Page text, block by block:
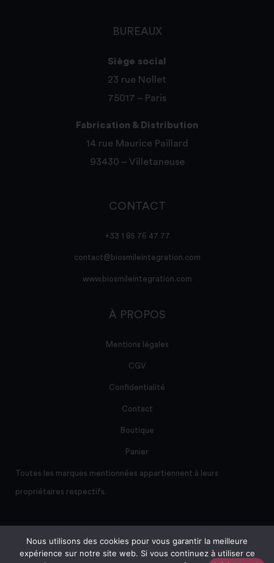
BUREAUX
Siège social
23 rue Nollet
75017 – Paris
Fabrication & Distribution
14 rue Maurice Paillard
93430 – Villetaneuse
CONTACT
+33 1 85 76 47 77
contact@biosmileintegration.com
www.biosmileintegration.com
À PROPOS
Mentions légales
CGV
Confidentialité
Contact
Boutique
Panier
Toutes les marques mentionnées appartiennent à leurs
propriétaires respectifs.
Site créé et maintenu par AD/sum
Nous utilisons des cookies pour vous garantir la meilleure
expérience sur notre site web. Si vous continuez à utiliser ce